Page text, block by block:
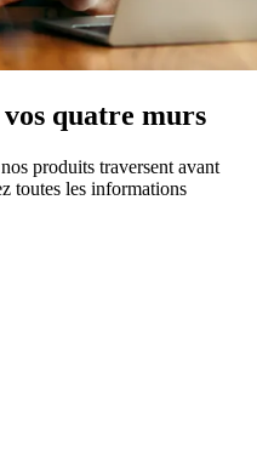
quatre murs
produits traversent avant
toutes les informations